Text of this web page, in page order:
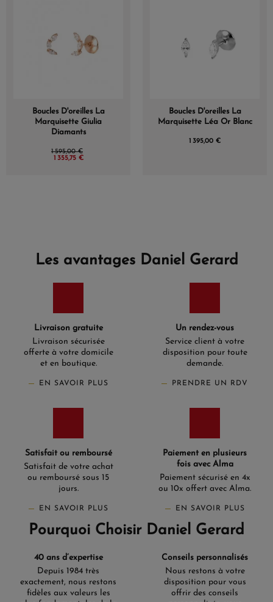
Boucles D'oreilles La
Marquisette Giulia
Diamants
1 595,00 €
1 355,75 €
Boucles D'oreilles La
Marquisette Léa Or Blanc
1 395,00 €
Les avantages Daniel Gerard
Livraison gratuite
Livraison sécurisée
offerte à votre domicile
et en boutique.
EN SAVOIR PLUS
Un rendez-vous
Service client à votre
disposition pour toute
demande.
PRENDRE UN RDV
Satisfait ou remboursé
Satisfait de votre achat
ou remboursé sous 15
jours.
EN SAVOIR PLUS
Paiement en plusieurs
fois avec Alma
Paiement sécurisé en 4x
ou 10x offert avec Alma.
EN SAVOIR PLUS
Pourquoi Choisir Daniel Gerard
40 ans d’expertise
Depuis 1984 très
exactement, nous restons
fidèles aux valeurs les
Conseils personnalisés
Nous restons à votre
disposition pour vous
offrir des conseils